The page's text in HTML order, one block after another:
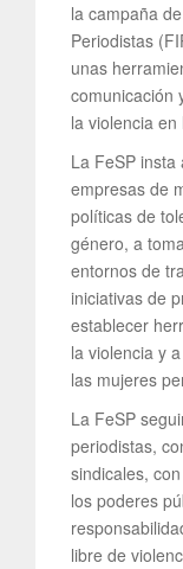
la campaña
Periodistas
unas
comunicación
la violencia en
La FeSP
empresas de
políticas de
género, a
entornos de
iniciativas de
establecer
la violencia y
las mujeres
La FeSP
periodistas,
sindicales,
los poderes
libre de